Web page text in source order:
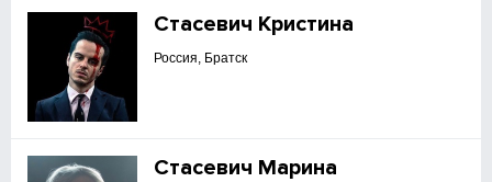
Стасевич Кристина
Россия, Братск
Стасевич Марина